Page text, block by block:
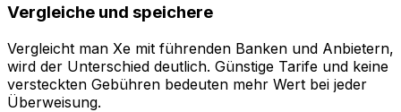
Vergleiche und speichere
Vergleicht man Xe mit führenden Banken und Anbietern,
wird der Unterschied deutlich. Günstige Tarife und keine
versteckten Gebühren bedeuten mehr Wert bei jeder
Überweisung.